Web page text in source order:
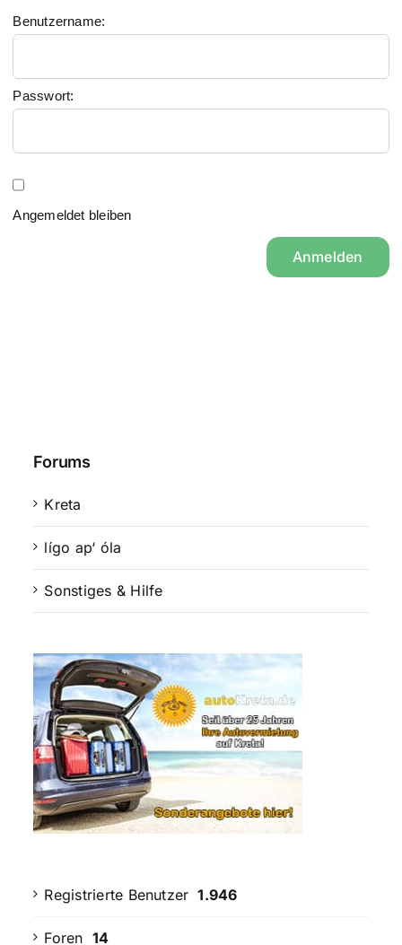
Benutzername:
Passwort:
Angemeldet bleiben
Anmelden
Forums
Kreta
lígo ap‘ óla
Sonstiges & Hilfe
Registrierte Benutzer 1.946
Foren 14